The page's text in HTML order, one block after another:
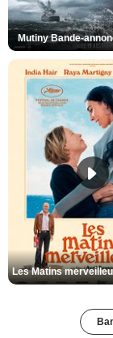
Mutiny Bande-